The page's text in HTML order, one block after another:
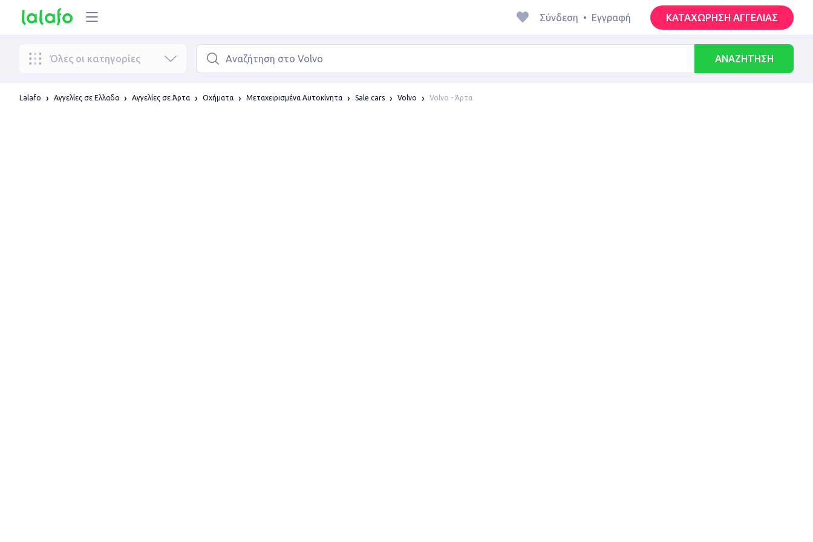
Σύνδεση • Εγγραφή ΚΑΤΑΧΩΡΗΣΗ ΑΓΓΕΛΙΑΣ
Όλες οι κατηγορίες ΑΝΑΖΗΤΗΣΗ
Lalafo Αγγελίες σε Ελλαδα Αγγελίες σε Άρτα Οχήματα Μεταχειρισμένα Αυτοκίνητα Sale cars Volvo Volvo - Άρτα